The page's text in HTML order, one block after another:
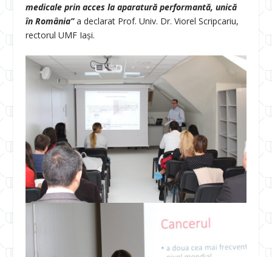
medicale prin acces la aparatură performantă, unică
în România”a declarat Prof. Univ. Dr. Viorel Scripcariu,
rectorul UMF Iași.